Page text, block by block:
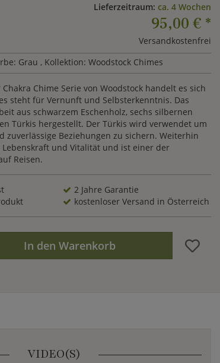
Lieferzeitraum: ca. 4 Wochen
95,00 € *
Versandkostenfrei
Grau , Kollektion: Woodstock Chimes
Chime Serie von Woodstock handelt es sich
steht für Vernunft und Selbsterkenntnis. Das
aus schwarzem Eschenholz, sechs silbernen
Türkis hergestellt. Der Türkis wird verwendet um
zuverlässige Beziehungen zu sichern. Weiterhin
Lebenskraft und Vitalität und ist einer der
Reisen.
2 Jahre Garantie
kostenloser Versand in Österreich
In den Warenkorb
VIDEO(S)